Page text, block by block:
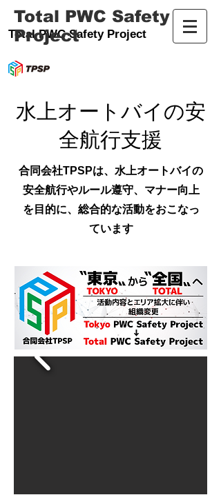
Total PWC Safety Project
Total PWC Safety
Project
水上オートバイの安
全航行支援
​合同会社TPSPは、水上オートバイの
安全航行やルール遵守、マナー向上
を目的に、総合的な活動をおこなっ
ています